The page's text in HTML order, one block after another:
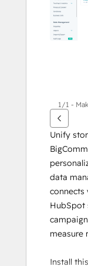
화
살
표
시
오.
1/1 -
Unify
data
connects
HubSpot
measure
Install